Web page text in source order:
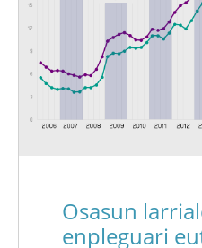
Osasun
enpleguari